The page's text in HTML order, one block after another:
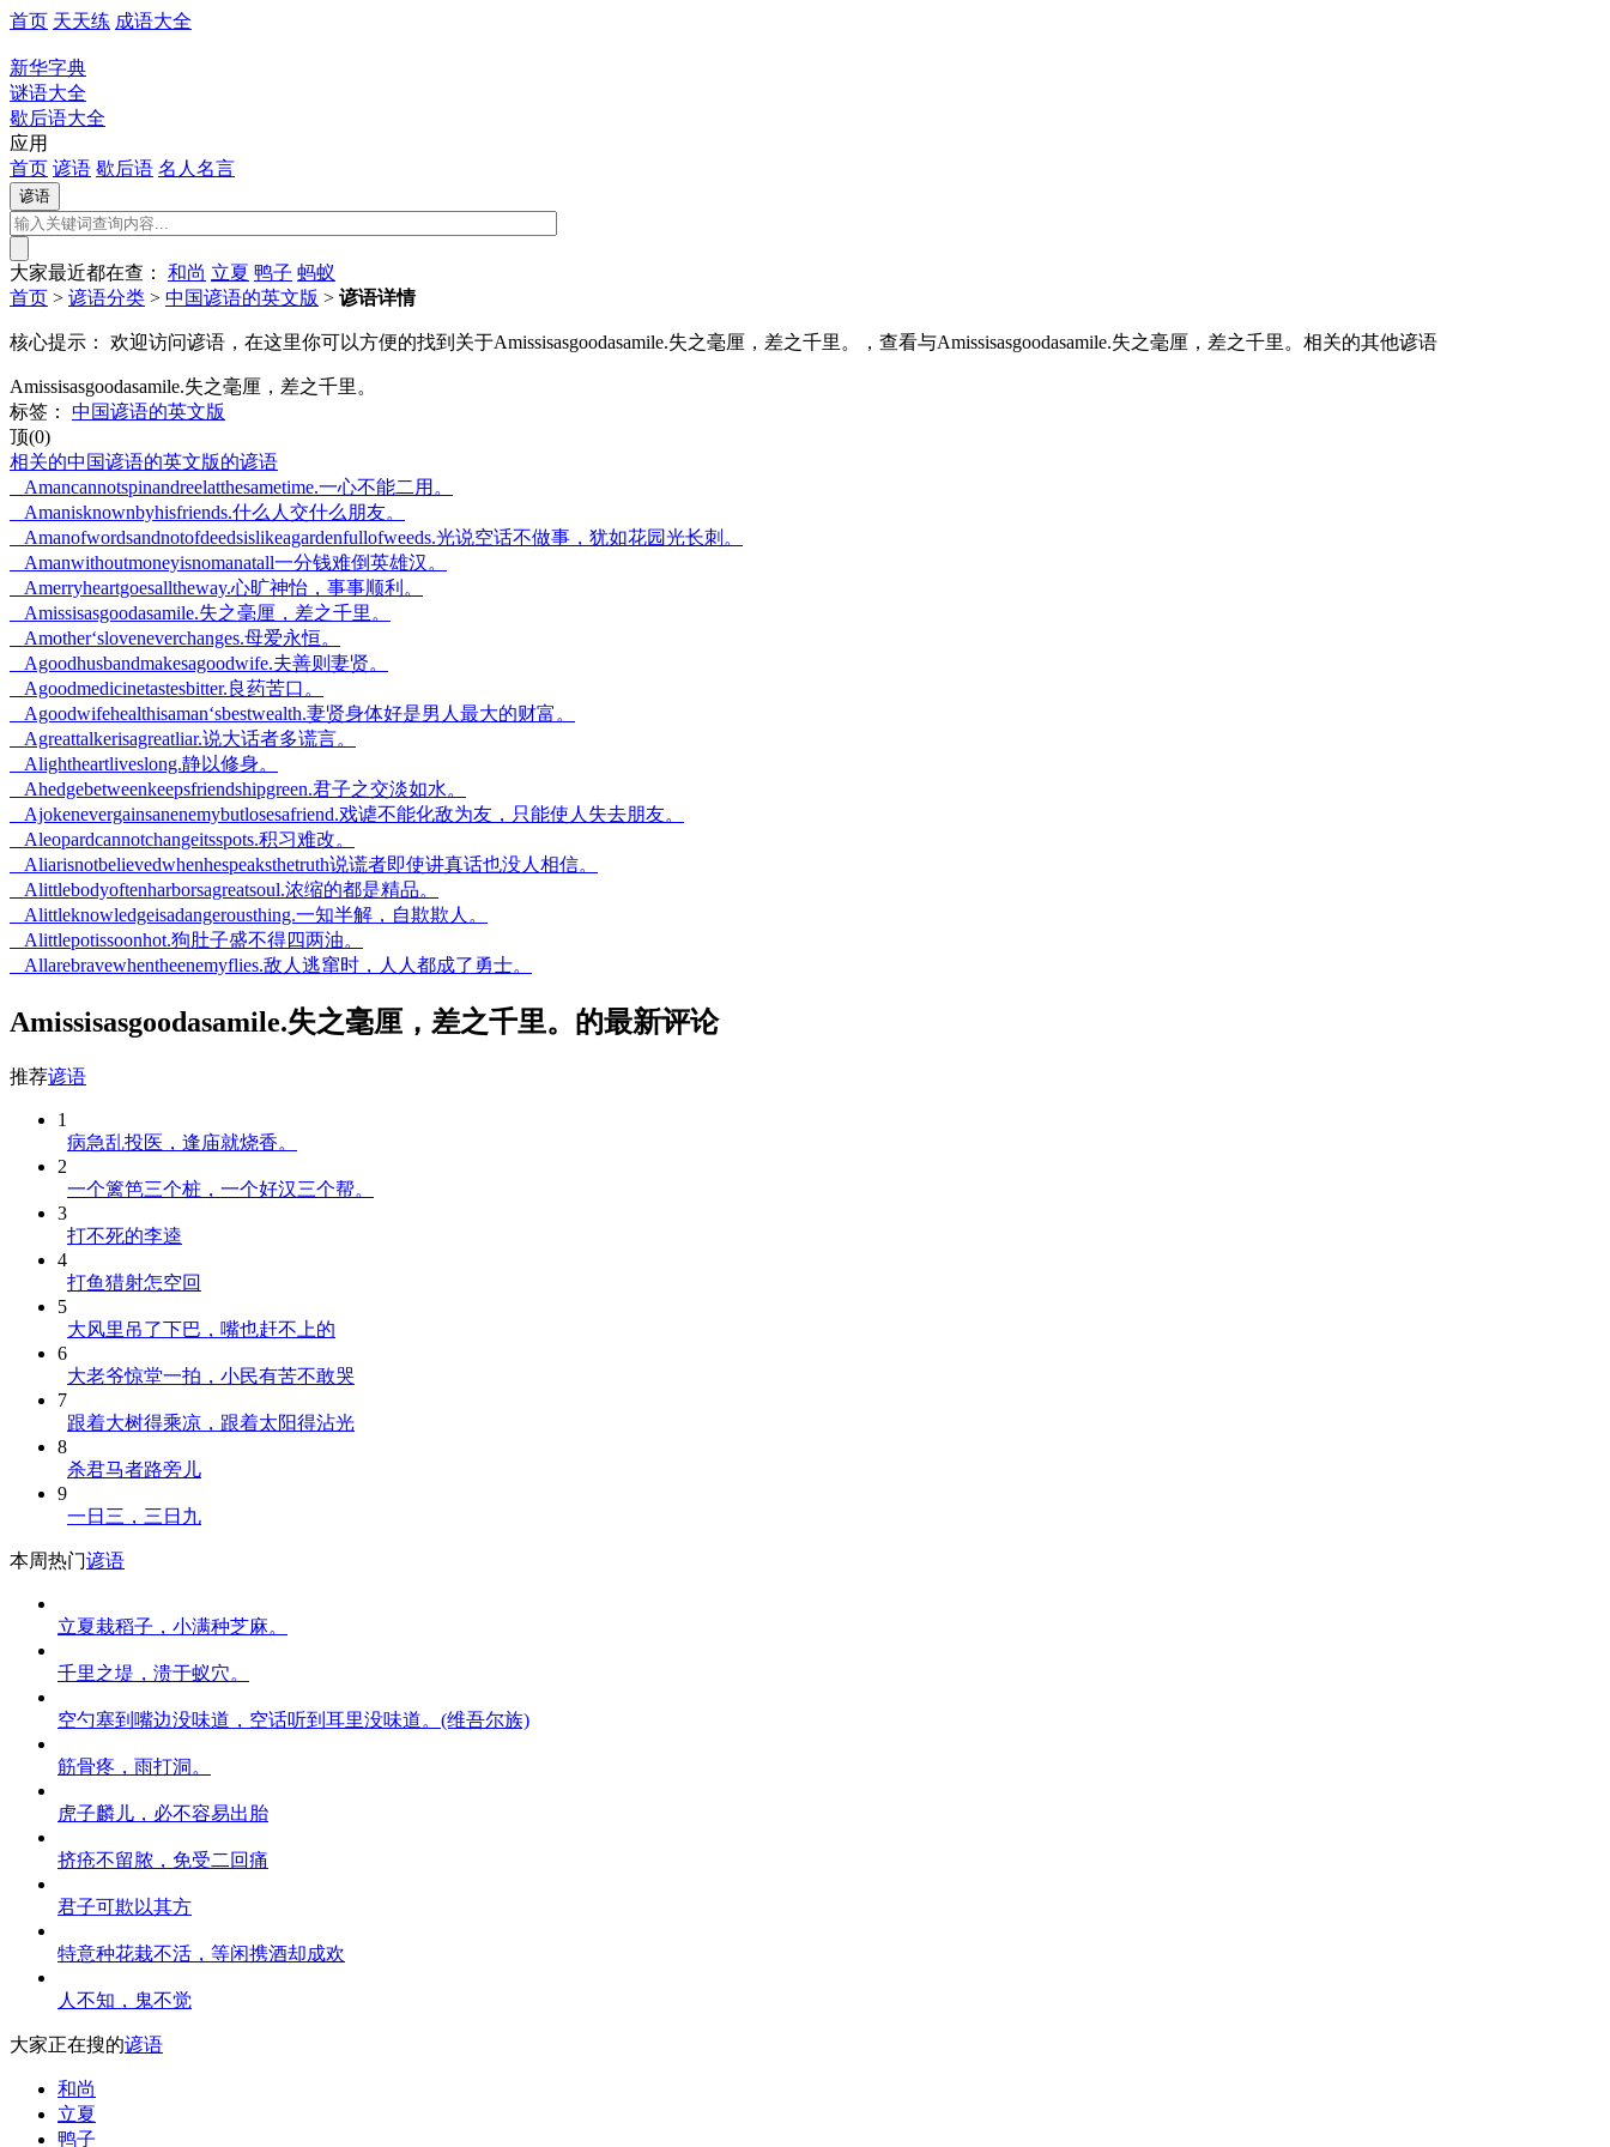
首页 天天练 成语大全
新华字典
谜语大全
歇后语大全
应用
首页 谚语 歇后语 名人名言
大家最近都在查： 和尚 立夏 鸭子 蚂蚁
首页 > 谚语分类 > 中国谚语的英文版 > 谚语详情
核心提示： 欢迎访问谚语，在这里你可以方便的找到关于Amissisasgoodasamile.失之毫厘，差之千里。，查看与Amissisasgoodasamile.失之毫厘，差之千里。相关的其他谚语
Amissisasgoodasamile.失之毫厘，差之千里。
标签：
中国谚语的英文版
顶(0)
相关的中国谚语的英文版的谚语
Amancannotspinandreelatthesametime.一心不能二用。
Amanisknownbyhisfriends.什么人交什么朋友。
Amanofwordsandnotofdeedsislikeagardenfullofweeds.光说空话不做事，犹如花园光长刺。
Amanwithoutmoneyisnomanatall一分钱难倒英雄汉。
Amerryheartgoesalltheway.心旷神怡，事事顺利。
Amissisasgoodasamile.失之毫厘，差之千里。
Amother‘sloveneverchanges.母爱永恒。
Agoodhusbandmakesagoodwife.夫善则妻贤。
Agoodmedicinetastesbitter.良药苦口。
Agoodwifehealthisaman‘sbestwealth.妻贤身体好是男人最大的财富。
Agreattalkerisagreatliar.说大话者多谎言。
Alightheartliveslong.静以修身。
Ahedgebetweenkeepsfriendshipgreen.君子之交淡如水。
Ajokenevergainsanenemybutlosesafriend.戏谑不能化敌为友，只能使人失去朋友。
Aleopardcannotchangeitsspots.积习难改。
Aliarisnotbelievedwhenhespeaksthetruth说谎者即使讲真话也没人相信。
Alittlebodyoftenharborsagreatsoul.浓缩的都是精品。
Alittleknowledgeisadangerousthing.一知半解，自欺欺人。
Alittlepotissoonhot.狗肚子盛不得四两油。
Allarebravewhentheenemyflies.敌人逃窜时，人人都成了勇士。
Amissisasgoodasamile.失之毫厘，差之千里。的最新评论
推荐谚语
1
病急乱投医，逢庙就烧香。
2
一个篱笆三个桩，一个好汉三个帮。
3
打不死的李逵
4
打鱼猎射怎空回
5
大风里吊了下巴，嘴也赶不上的
6
大老爷惊堂一拍，小民有苦不敢哭
7
跟着大树得乘凉，跟着太阳得沾光
8
杀君马者路旁儿
9
一日三，三日九
本周热门谚语
立夏栽稻子，小满种芝麻。
千里之堤，溃于蚁穴。
空勺塞到嘴边没味道，空话听到耳里没味道。(维吾尔族)
筋骨疼，雨打洞。
虎子麟儿，必不容易出胎
挤疮不留脓，免受二回痛
君子可欺以其方
特意种花栽不活，等闲携酒却成欢
人不知，鬼不觉
大家正在搜的谚语
和尚
立夏
鸭子